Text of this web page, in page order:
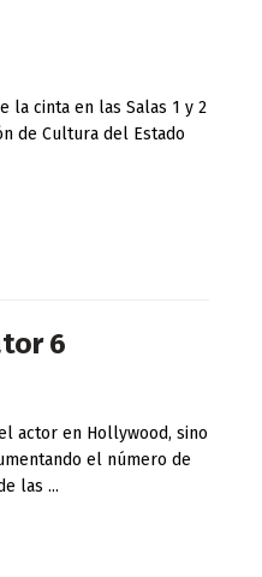
la cinta en las Salas 1 y 2
de Cultura del Estado
6
actor en Hollywood, sino
el número de
las ...